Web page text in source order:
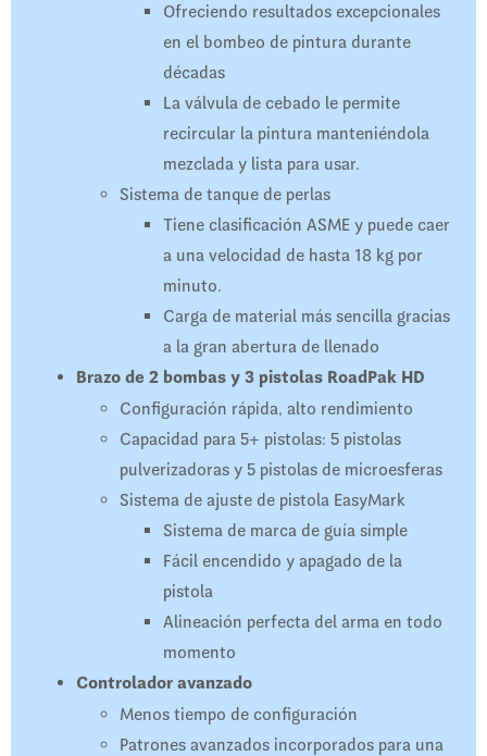
Ofreciendo resultados excepcionales
en el bombeo de pintura durante
décadas
La válvula de cebado le permite
recircular la pintura manteniéndola
mezclada y lista para usar.
Sistema de tanque de perlas
Tiene clasificación ASME y puede caer
a una velocidad de hasta 18 kg por
minuto.
Carga de material más sencilla gracias
a la gran abertura de llenado
Brazo de 2 bombas y 3 pistolas RoadPak HD
Configuración rápida, alto rendimiento
Capacidad para 5+ pistolas: 5 pistolas
pulverizadoras y 5 pistolas de microesferas
Sistema de ajuste de pistola EasyMark
Sistema de marca de guía simple
Fácil encendido y apagado de la
pistola
Alineación perfecta del arma en todo
momento
Controlador avanzado
Menos tiempo de configuración
Patrones avanzados incorporados para una